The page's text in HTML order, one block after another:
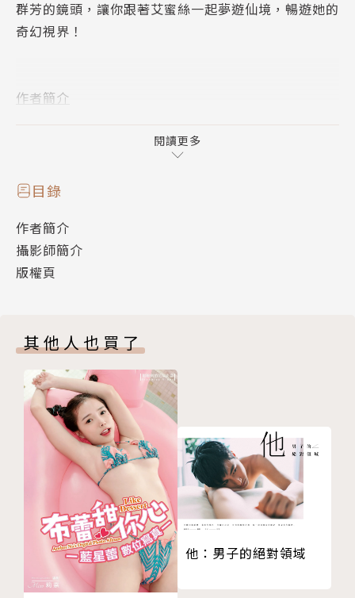
群芳的鏡頭，讓你跟著艾蜜絲一起夢遊仙境，暢遊她的
奇幻視界！
作者簡介
喜歡烹飪，目標是成為能駕馭老公胃的美麗人妻。也喜
歡運動，目標是練就美麗的馬甲線。喜歡喜歡電影，大
學就讀廣電系的她，除了看電影，更享受在電影播映時
粉紅色穿上身，外型也不是甜美的女孩，但粉紅色對她
來說就像奶油蛋糕上的草莓一樣甜甜，也像她個性剛中
帶柔。曾在中華職棒Lamigirls和Fubon Angels擔任
攝影師簡介
在【Fong】Life is very beautiful 戴群芳女子攝影美
學擔任女子攝癮。
「相機只是個工具，攝影只是個媒介。」
當個生活美學家，觀察，收集，思考，運用，執行。就
算沒有了可紀錄的工具，都該用心去感受這個世界，唯
有從自身的小細節去培養，才能真正擁有所謂的美感。
「讓攝影不單純只是攝影，而是能產生影響力。」
將攝影融入生活，以態度經營美學。專業平面廣告、商
業攝影、藝人形象拍攝、海外婚紗，知名企業講師。
人生簡單講就是等死，每個人等死的過程不太一樣。我
閱讀更多
目錄
作者簡介
攝影師簡介
版權頁
其他人也買了
他：男子的絕對領域